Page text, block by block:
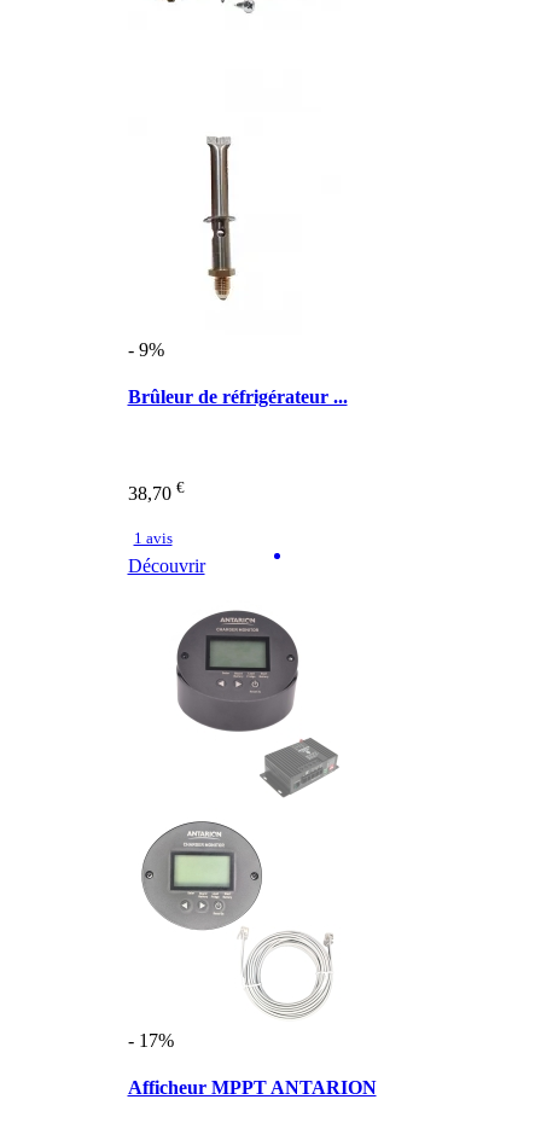
- 9%
Brûleur de réfrigérateur ...
38,70 €
1 avis
Découvrir
- 17%
Afficheur MPPT ANTARION